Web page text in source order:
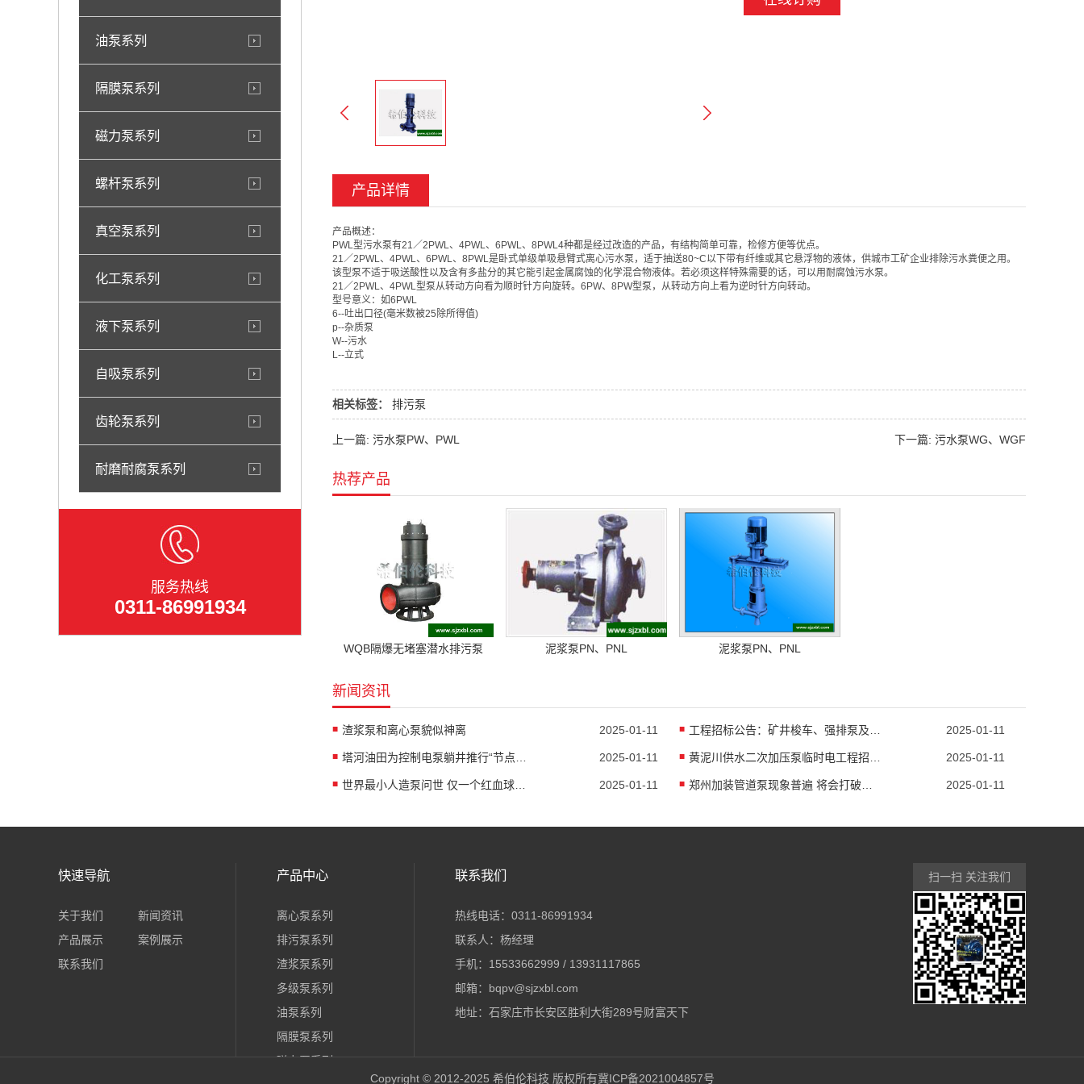
油泵系列
隔膜泵系列
磁力泵系列
螺杆泵系列
真空泵系列
化工泵系列
液下泵系列
自吸泵系列
齿轮泵系列
耐磨耐腐泵系列
服务热线
0311-86991934
产品详情
产品概述：
PWL型污水泵有21／2PWL、4PWL、6PWL、8PWL4种都是经过改造的产品，有结构简单可靠，检修方便等优点。
21／2PWL、4PWL、6PWL、8PWL是卧式单级单吸悬臂式离心污水泵，适于抽送80~C以下带有纤维或其它悬浮物的液体，供城市工矿企业排除污水粪便之用。
该型泵不适于吸送酸性以及含有多盐分的其它能引起金属腐蚀的化学混合物液体。若必须这样特殊需要的话，可以用耐腐蚀污水泵。
21／2PWL、4PWL型泵从转动方向看为顺时针方向旋转。6PW、8PW型泵，从转动方向上看为逆时针方向转动。
型号意义：如6PWL
6--吐出口径(毫米数被25除所得值)
p--杂质泵
W--污水
L--立式
相关标签： 排污泵
上一篇: 污水泵PW、PWL 下一篇: 污水泵WG、WGF
热荐产品
WQB隔爆无堵塞潜水排污泵 泥浆泵PN、PNL 泥浆泵PN、PNL
新闻资讯
渣浆泵和离心泵貌似神离 2025-01-11 2025-01-11
2025-01-11 2025-01-11
2025-01-11 2025-01-11
快速导航
关于我们
新闻资讯
产品展示
案例展示
联系我们
产品中心
离心泵系列
排污泵系列
渣浆泵系列
多级泵系列
油泵系列
隔膜泵系列
磁力泵系列
联系我们
热线电话：0311-86991934
联系人：杨经理
手机：15533662999 / 13931117865
邮箱：bqpv@sjzxbl.com
地址：石家庄市长安区胜利大街289号财富天下
扫一扫 关注我们
Copyright © 2012-2025 希伯伦科技 版权所有冀ICP备2021004857号